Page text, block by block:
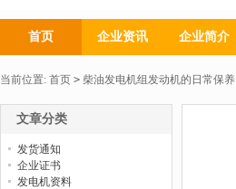
首页 企业资讯 企业简介
当前位置: 首页 > 柴油发电机组发动机的日常保养
文章分类
发货通知
企业证书
发电机资料